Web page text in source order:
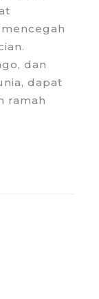
dan
dapat
ramah